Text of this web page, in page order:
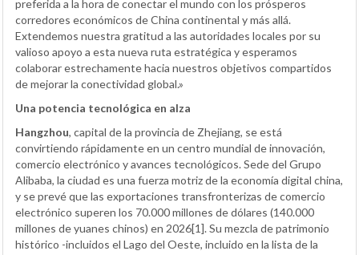
preferida a la hora de conectar el mundo con los prósperos
corredores económicos de China continental y más allá.
Extendemos nuestra gratitud a las autoridades locales por su
valioso apoyo a esta nueva ruta estratégica y esperamos
colaborar estrechamente hacia nuestros objetivos compartidos
de mejorar la conectividad global.»
Una potencia tecnológica en alza
Hangzhou, capital de la provincia de Zhejiang, se está
convirtiendo rápidamente en un centro mundial de innovación,
comercio electrónico y avances tecnológicos. Sede del Grupo
Alibaba, la ciudad es una fuerza motriz de la economía digital china,
y se prevé que las exportaciones transfronterizas de comercio
electrónico superen los 70.000 millones de dólares (140.000
millones de yuanes chinos) en 2026[1]. Su mezcla de patrimonio
histórico -incluidos el Lago del Oeste, incluido en la lista de la